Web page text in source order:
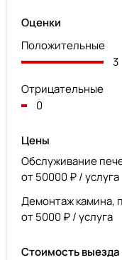
Оценки
Положительные
3
Отрицательные
0
Цены
Обслуживание
от 50000 ₽ / услуга
Демонтаж камина,
от 5000 ₽ / услуга
Стоимость выезда